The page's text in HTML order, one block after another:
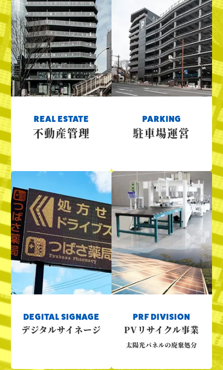
REAL ESTATE
不動産管理
PARKING
駐車場運営
DEGITAL SIGNAGE
デジタルサイネージ
PRF DIVISION
PVリサイクル事業
太陽光パネルの廃棄処分